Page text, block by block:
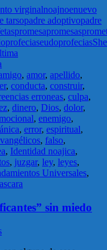
virginalnoajnoenuevo
tarsopadre adoptivopadre
promesapromesas
seudoprofecias
, amor, apellido,
, conducta, construir,
erroneas, culpa,
, dinero, Dios, dolor,
, enemigo,
, error, espiritual,
, falso,
, Identidad noajica,
, juzgar, ley, leyes,
Universales,
sin miedo